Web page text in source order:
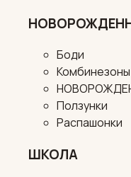
Боди
Комбинезоны
Ползунки
Распашонки
ШКОЛА